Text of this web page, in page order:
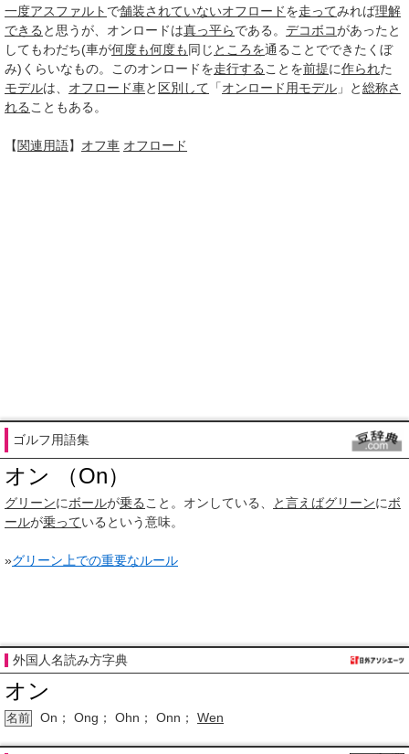
一度アスファルト で舗装されていないオフロードを走ってみれば理解
できる と思うが、オンロードは真っ平らである。 デコボコがあったと
してもわだち(車が何度も何度も同じ ところを通ることでできたくぼ
み)くらいなもの。このオンロードを走行する ことを前提に作られた
モデルは、 オフロード車と 区別して 「オンロード用モデル 」と総称さ
れる こともある。
【関連用語】 オフ車 オフロード
ゴルフ用語集
オン （On）
グリーンにボールが乗る こと。オンしている、 と言えばグリーンにボ
ールが乗っているという意味。
»グリーン上での重要なルール
外国人名読み方字典
オン
名前 On； Ong； Ohn； Onn； Wen